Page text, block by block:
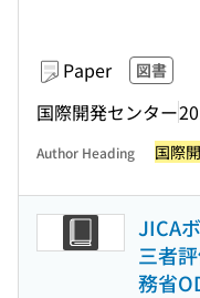
Paper 図書
国際開発センター
Author Heading 国際
JICA
三者
務省